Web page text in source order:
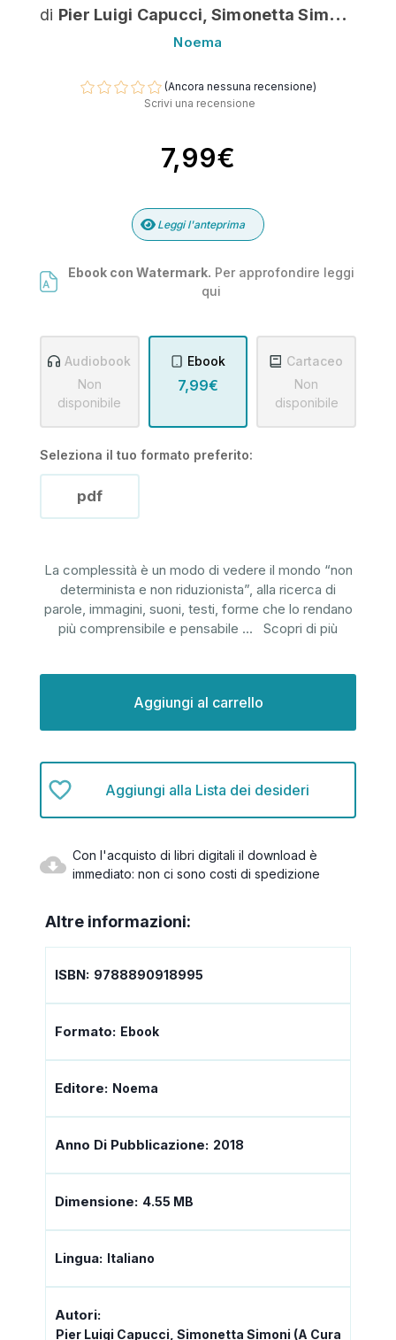
di Pier Luigi Capucci, Simonetta Simoni (a cura di)
Noema
(Ancora nessuna recensione)
Scrivi una recensione
7,99€
Leggi l'anteprima
Ebook con Watermark. Per approfondire leggi
qui
Audiobook
Non
disponibile
Ebook
7,99€
Cartaceo
Non
disponibile
Seleziona il tuo formato preferito:
pdf
La complessità è un modo di vedere il mondo “non
determinista e non riduzionista”, alla ricerca di
parole, immagini, suoni, testi, forme che lo rendano
più comprensibile e pensabile ... Scopri di più
Aggiungi alla Lista dei desideri
Con l'acquisto di libri digitali il download è
immediato: non ci sono costi di spedizione
Altre informazioni:
ISBN: 9788890918995
Formato: Ebook
Editore: Noema
Anno Di Pubblicazione: 2018
Dimensione: 4.55 MB
Lingua: Italiano
Autori:
Pier Luigi Capucci, Simonetta Simoni (a Cura